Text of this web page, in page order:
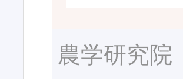
農学研究院